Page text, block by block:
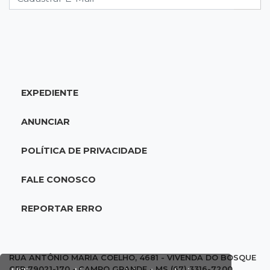
18:21Localização
mil placas de ruas da Capital
Com empréstimo bilionário, MS planeja mais
Brasil no Pan-Americano de judô
EXPEDIENTE
ANUNCIAR
POLÍTICA DE PRIVACIDADE
FALE CONOSCO
REPORTAR ERRO
RUA ANTÔNIO MARIA COELHO, 4681 - VIVENDA DO BOSQUE